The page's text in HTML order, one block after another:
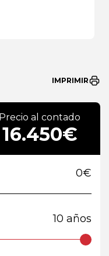
IMPRIMIR
Precio al contado
16.450€
0€
10 años